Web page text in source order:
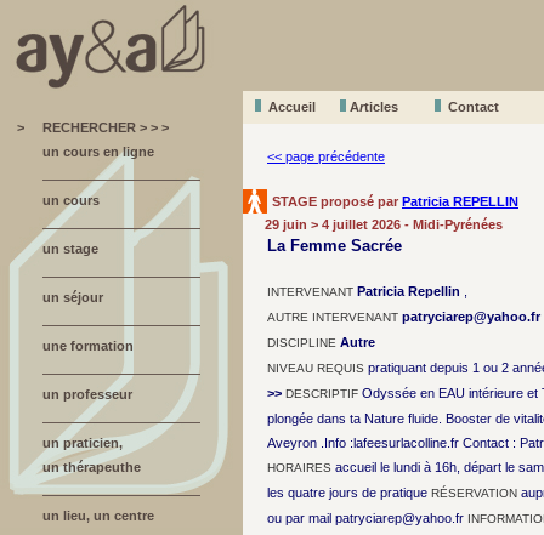
Accueil Articles
Contact
>
RECHERCHER > > >
un cours en ligne
un cours
un stage
un séjour
une formation
un professeur
un praticien,
un thérapeuthe
un lieu, un centre
<< page précédente
STAGE proposé par Patricia REPELLIN
29 juin > 4 juillet 2026 - Midi-Pyrénées
La Femme Sacrée
INTERVENANT Patricia Repellin
AUTRE INTERVENANT patryciarep@yahoo.fr
DISCIPLINE Autre
NIVEAU REQUIS pratiquant depuis 1 ou 2
>> DESCRIPTIF Odyssée en EAU intérieure et
plongée dans ta Nature fluide. Booster de
Aveyron .Info :lafeesurlacolline.fr Contact :
HORAIRES accueil le lundi à 16h, départ le
les quatre jours de pratique RÉSERVATION
ou par mail patryciarep@yahoo.fr